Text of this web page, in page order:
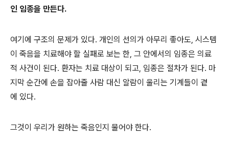
인 임종을 만든다.
여기에 구조의 문제가 있다. 개인의 선의가 아무리 좋아도, 시스템
이 죽음을 치료해야 할 실패로 보는 한, 그 안에서의 임종은 의료
적 사건이 된다. 환자는 치료 대상이 되고, 임종은 절차가 된다. 마
지막 순간에 손을 잡아줄 사람 대신 알람이 울리는 기계들이 곁
에 있다.
그것이 우리가 원하는 죽음인지 물어야 한다.